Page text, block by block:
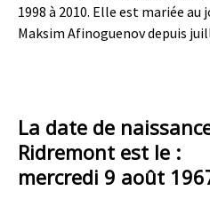
1998 à 2010. Elle est mariée au
Maksim Afinoguenov depuis
La date de
Ridremont est le :
mercredi 9 août